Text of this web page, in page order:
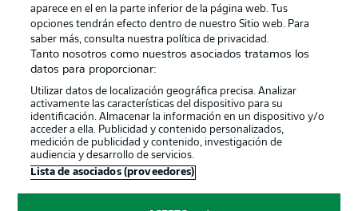
Sello Editorial Contacto
© 2026 Bundesliga-Gruppe GmbH
Elegir idioma
aparece en el en la parte inferior de la página web. Tus
opciones tendrán efecto dentro de nuestro Sitio web. Para
saber más, consulta nuestra política de privacidad.
Tanto nosotros como nuestros asociados tratamos los
datos para proporcionar:
Utilizar datos de localización geográfica precisa. Analizar
activamente las características del dispositivo para su
identificación. Almacenar la información en un dispositivo y/o
acceder a ella. Publicidad y contenido personalizados,
medición de publicidad y contenido, investigación de
audiencia y desarrollo de servicios.
Lista de asociados (proveedores)